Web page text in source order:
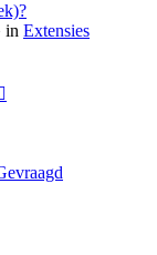
in Extensies